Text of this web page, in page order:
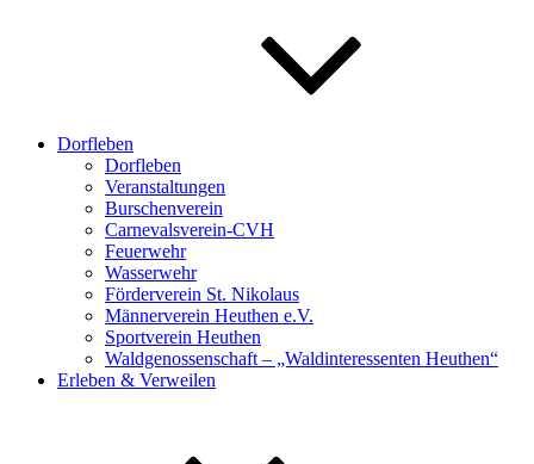
Dorfleben
Dorfleben
Veranstaltungen
Burschenverein
Carnevalsverein-CVH
Feuerwehr
Wasserwehr
Förderverein St. Nikolaus
Männerverein Heuthen e.V.
Sportverein Heuthen
Waldgenossenschaft – „Waldinteressenten Heuthen“
Erleben & Verweilen